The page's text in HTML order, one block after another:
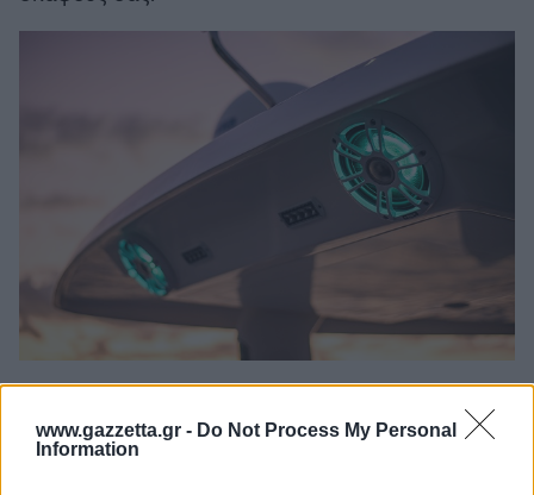
www.gazzetta.gr - Do Not Process My Personal
Information
Κάτω από την ομπρέλα της Garmin βρίσκονται οι